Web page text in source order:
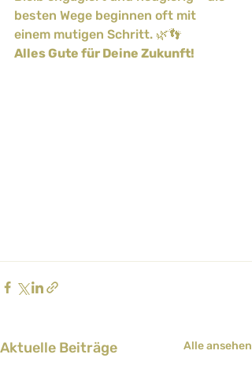
besten Wege beginnen oft mit
einem mutigen Schritt. 🌿👣
Alles Gute für Deine Zukunft!
Aktuelle Beiträge Alle ansehen